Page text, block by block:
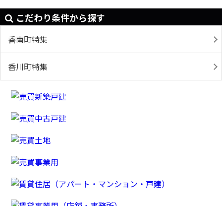
こだわり条件から探す
香南町特集
香川町特集